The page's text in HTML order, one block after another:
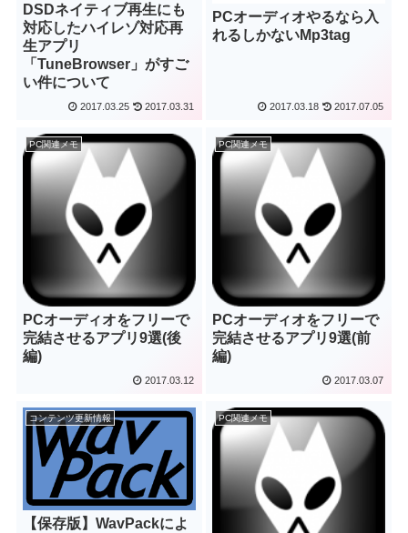
DSDネイティブ再生にも
対応したハイレゾ対応再
生アプリ
「TuneBrowser」がすご
い件について
2017.03.25 2017.03.31
PCオーディオやるなら入
れるしかないMp3tag
2017.03.18 2017.07.05
PC関連メモ
PCオーディオをフリーで
完結させるアプリ9選(後
編)
2017.03.12
PC関連メモ
PCオーディオをフリーで
完結させるアプリ9選(前
編)
2017.03.07
コンテンツ更新情報
【保存版】WavPackによ
PC関連メモ